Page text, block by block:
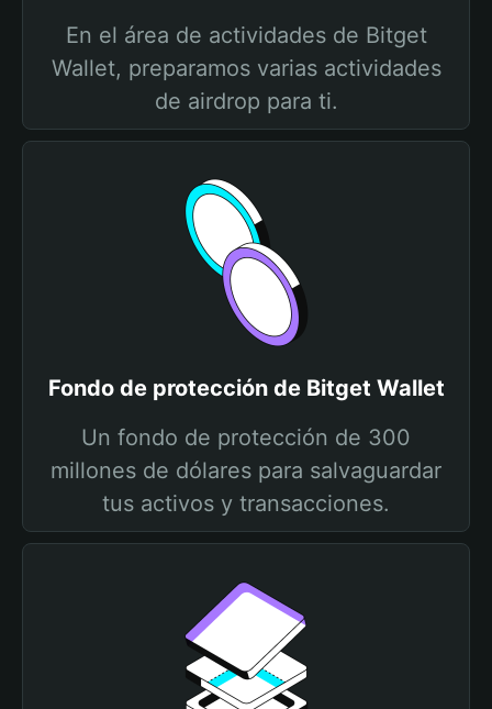
En el área de actividades de Bitget
Wallet, preparamos varias actividades
de airdrop para ti.
Fondo de protección de Bitget Wallet
Un fondo de protección de 300
millones de dólares para salvaguardar
tus activos y transacciones.